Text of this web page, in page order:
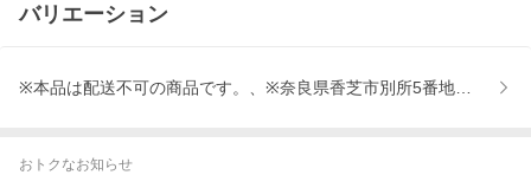
バリエーション
※本品は配送不可の商品です。、※奈良県香芝市別所5番地 までご
おトクなお知らせ